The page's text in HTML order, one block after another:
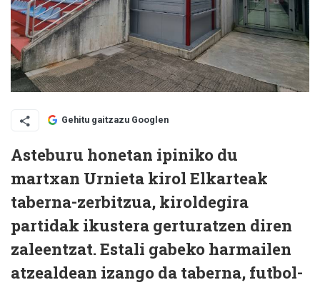
Gehitu gaitzazu Googlen
Asteburu honetan ipiniko du
martxan Urnieta kirol Elkarteak
taberna-zerbitzua, kiroldegira
partidak ikustera gerturatzen diren
zaleentzat. Estali gabeko harmailen
atzealdean izango da taberna, futbol-